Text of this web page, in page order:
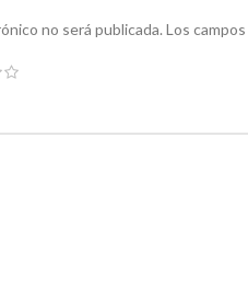
no será publicada. Los